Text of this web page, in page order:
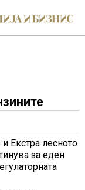
Екстра лесното
за еден